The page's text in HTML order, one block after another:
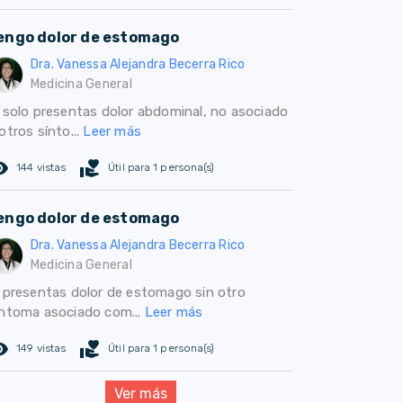
dolor de estomago
Dra. Vanessa Alejandra Becerra Rico
Medicina General
solo presentas dolor abdominal, no asociado
sínto... Leer más
144 vistas volunteer_activism Útil para 1 persona(s)
dolor de estomago
Dra. Vanessa Alejandra Becerra Rico
Medicina General
presentas dolor de estomago sin otro
asociado com... Leer más
149 vistas volunteer_activism Útil para 1 persona(s)
Ver más